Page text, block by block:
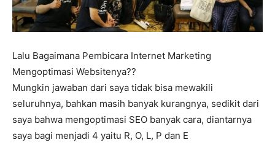
Lalu Bagaimana Pembicara Internet Marketing
Mengoptimasi Websitenya??
Mungkin jawaban dari saya tidak bisa mewakili
seluruhnya, bahkan masih banyak kurangnya, sedikit dari
saya bahwa mengoptimasi SEO banyak cara, diantarnya
saya bagi menjadi 4 yaitu R, O, L, P dan E